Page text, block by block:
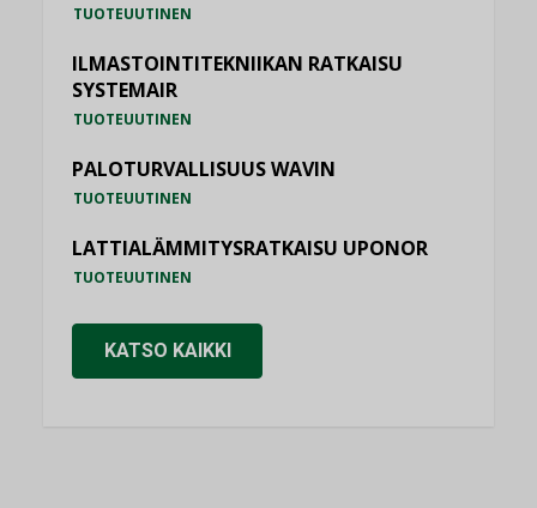
TUOTEUUTINEN
ILMASTOINTITEKNIIKAN RATKAISU
SYSTEMAIR
TUOTEUUTINEN
PALOTURVALLISUUS WAVIN
TUOTEUUTINEN
LATTIALÄMMITYSRATKAISU UPONOR
TUOTEUUTINEN
KATSO KAIKKI